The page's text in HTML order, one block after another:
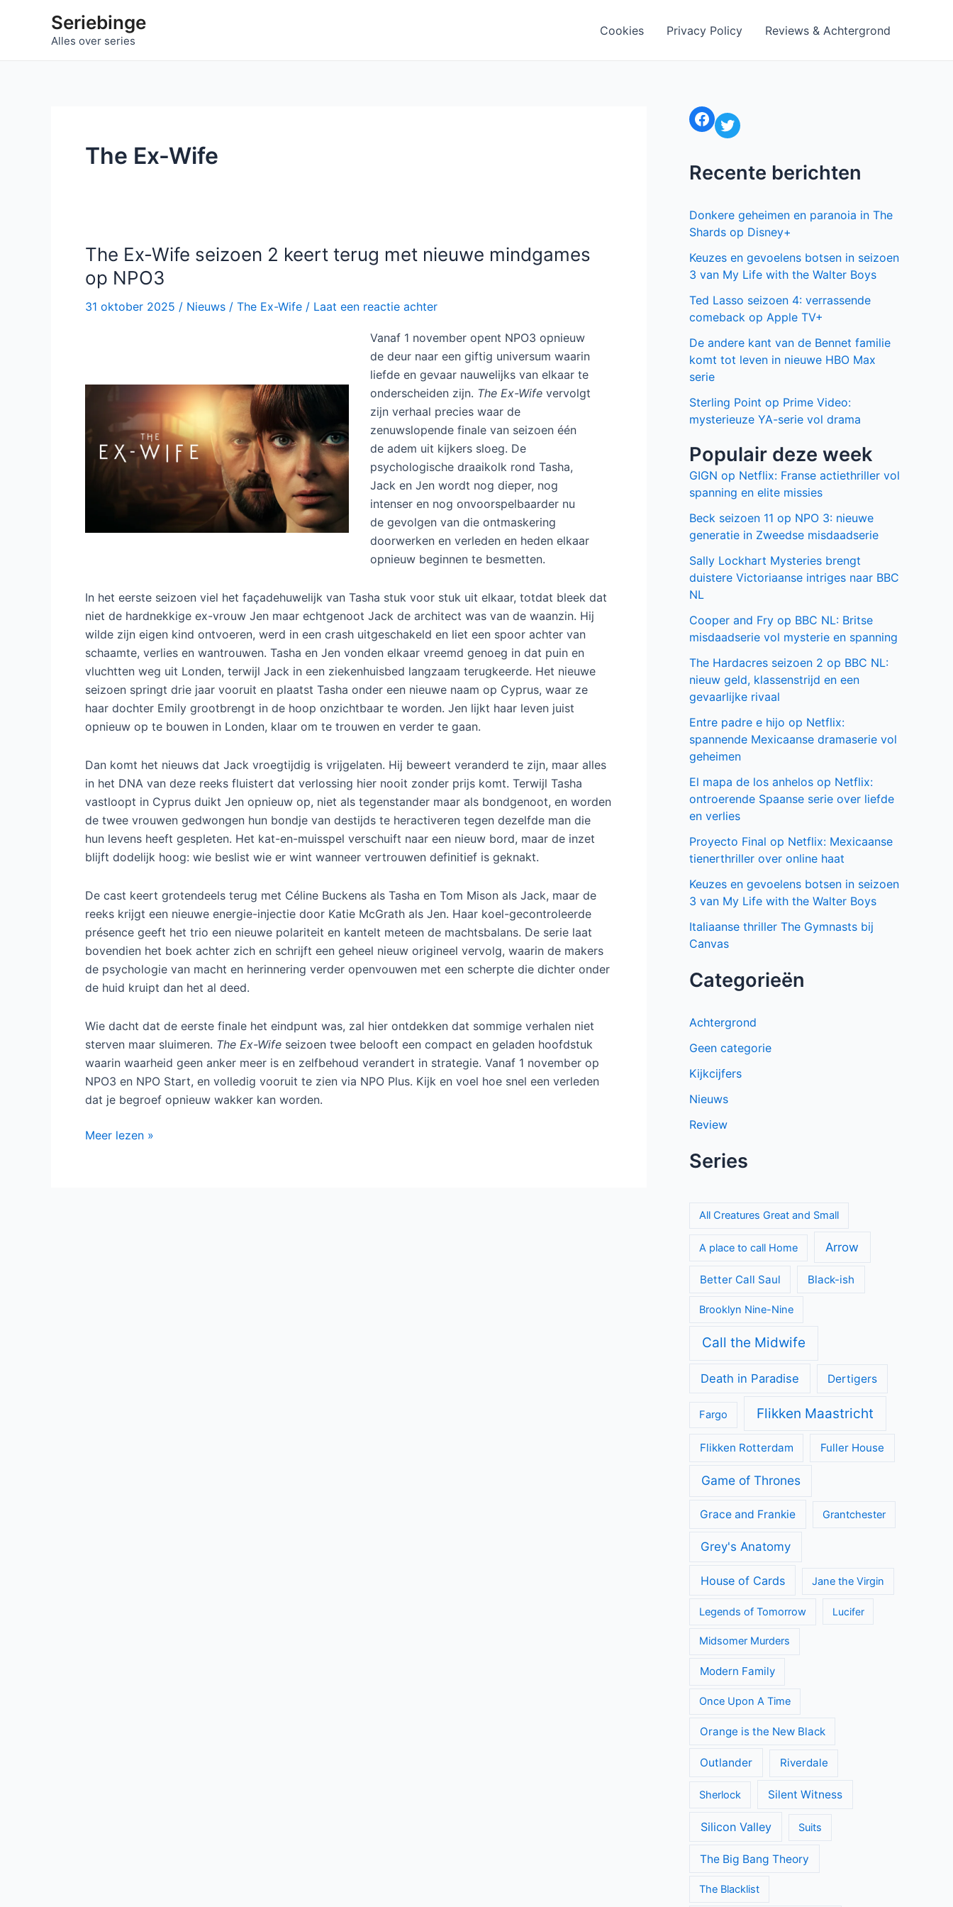
Seriebinge
Alles over series
Cookies Privacy Policy Reviews & Achtergrond
The Ex-Wife
The Ex-Wife seizoen 2 keert terug met nieuwe mindgames
op NPO3
31 oktober 2025 / Nieuws / The Ex-Wife / Laat een reactie achter
Vanaf 1 november opent NPO3 opnieuw
de deur naar een giftig universum waarin
liefde en gevaar nauwelijks van elkaar te
onderscheiden zijn. The Ex-Wifevervolgt
zijn verhaal precies waar de
zenuwslopende finale van seizoen één
de adem uit kijkers sloeg. De
psychologische draaikolk rond Tasha,
Jack en Jen wordt nog dieper, nog
intenser en nog onvoorspelbaarder nu
de gevolgen van die ontmaskering
doorwerken en verleden en heden elkaar
opnieuw beginnen te besmetten.
In het eerste seizoen viel het façadehuwelijk van Tasha stuk voor stuk uit elkaar, totdat bleek dat
niet de hardnekkige ex-vrouw Jen maar echtgenoot Jack de architect was van de waanzin. Hij
wilde zijn eigen kind ontvoeren, werd in een crash uitgeschakeld en liet een spoor achter van
schaamte, verlies en wantrouwen. Tasha en Jen vonden elkaar vreemd genoeg in dat puin en
vluchtten weg uit Londen, terwijl Jack in een ziekenhuisbed langzaam terugkeerde. Het nieuwe
seizoen springt drie jaar vooruit en plaatst Tasha onder een nieuwe naam op Cyprus, waar ze
haar dochter Emily grootbrengt in de hoop onzichtbaar te worden. Jen lijkt haar leven juist
opnieuw op te bouwen in Londen, klaar om te trouwen en verder te gaan.
Dan komt het nieuws dat Jack vroegtijdig is vrijgelaten. Hij beweert veranderd te zijn, maar alles
in het DNA van deze reeks fluistert dat verlossing hier nooit zonder prijs komt. Terwijl Tasha
vastloopt in Cyprus duikt Jen opnieuw op, niet als tegenstander maar als bondgenoot, en worden
de twee vrouwen gedwongen hun bondje van destijds te heractiveren tegen dezelfde man die
hun levens heeft gespleten. Het kat-en-muisspel verschuift naar een nieuw bord, maar de inzet
blijft dodelijk hoog: wie beslist wie er wint wanneer vertrouwen definitief is geknakt.
De cast keert grotendeels terug met Céline Buckens als Tasha en Tom Mison als Jack, maar de
reeks krijgt een nieuwe energie-injectie door Katie McGrath als Jen. Haar koel-gecontroleerde
présence geeft het trio een nieuwe polariteit en kantelt meteen de machtsbalans. De serie laat
bovendien het boek achter zich en schrijft een geheel nieuw origineel vervolg, waarin de makers
de psychologie van macht en herinnering verder openvouwen met een scherpte die dichter onder
de huid kruipt dan het al deed.
Wie dacht dat de eerste finale het eindpunt was, zal hier ontdekken dat sommige verhalen niet
sterven maar sluimeren. The Ex-Wife seizoen twee belooft een compact en geladen hoofdstuk
waarin waarheid geen anker meer is en zelfbehoud verandert in strategie. Vanaf 1 november op
NPO3 en NPO Start, en volledig vooruit te zien via NPO Plus. Kijk en voel hoe snel een verleden
dat je begroef opnieuw wakker kan worden.
The
Meer lezen »
Facebook Twitter
Recente berichten
Donkere geheimen en paranoia in The
Shards op Disney+
Keuzes en gevoelens botsen in seizoen
3 van My Life with the Walter Boys
Ted Lasso seizoen 4: verrassende
comeback op Apple TV+
De andere kant van de Bennet familie
komt tot leven in nieuwe HBO Max
serie
Sterling Point op Prime Video:
mysterieuze YA-serie vol drama
Populair deze week
GIGN op Netflix: Franse actiethriller vol
spanning en elite missies
Beck seizoen 11 op NPO 3: nieuwe
generatie in Zweedse misdaadserie
Sally Lockhart Mysteries brengt
duistere Victoriaanse intriges naar BBC
NL
Cooper and Fry op BBC NL: Britse
misdaadserie vol mysterie en spanning
The Hardacres seizoen 2 op BBC NL:
nieuw geld, klassenstrijd en een
gevaarlijke rivaal
Entre padre e hijo op Netflix:
spannende Mexicaanse dramaserie vol
geheimen
El mapa de los anhelos op Netflix:
ontroerende Spaanse serie over liefde
en verlies
Proyecto Final op Netflix: Mexicaanse
tienerthriller over online haat
Keuzes en gevoelens botsen in seizoen
3 van My Life with the Walter Boys
Italiaanse thriller The Gymnasts bij
Canvas
Categorieën
Achtergrond
Geen categorie
Kijkcijfers
Nieuws
Review
Series
All Creatures Great and Small
A place to call Home Arrow
Better Call Saul Black-ish
Brooklyn Nine-Nine
Call the Midwife
Death in Paradise Dertigers
Fargo Flikken Maastricht
Flikken Rotterdam Fuller House
Game of Thrones
Grace and Frankie Grantchester
Grey's Anatomy
House of Cards Jane the Virgin
Legends of Tomorrow Lucifer
Midsomer Murders
Modern Family
Once Upon A Time
Orange is the New Black
Outlander Riverdale
Sherlock Silent Witness
Silicon Valley Suits
The Big Bang Theory
The Blacklist